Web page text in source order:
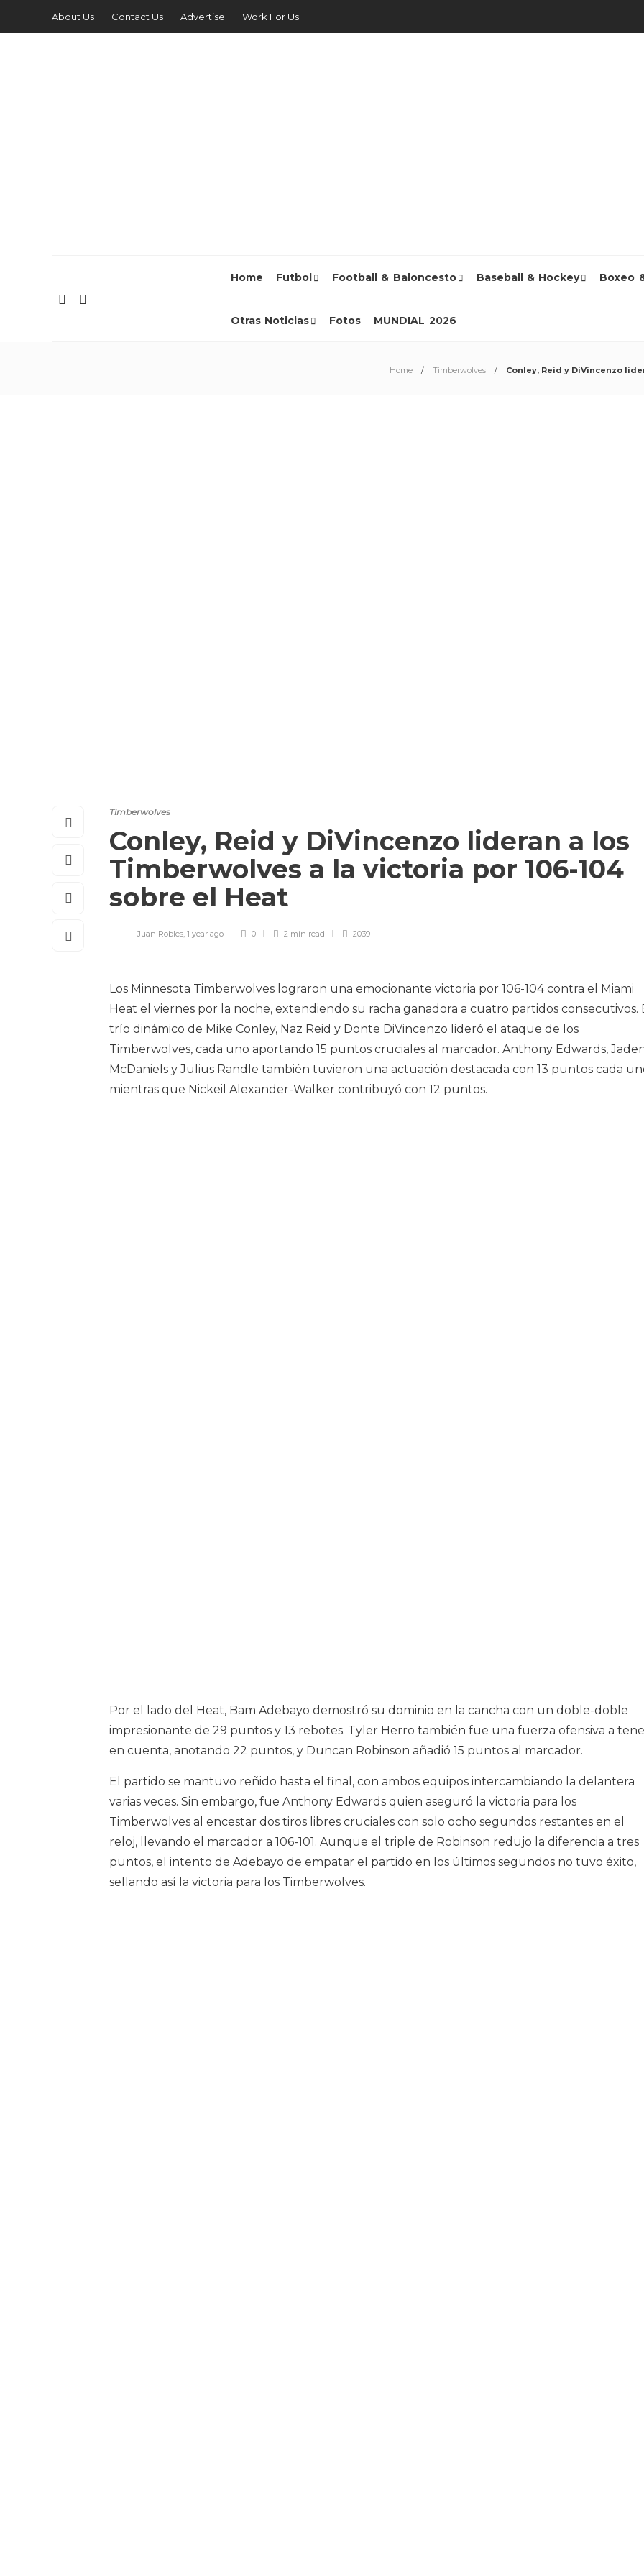
About Us Contact Us Advertise Work For Us
Home Futbol Football & Baloncesto Baseball & Hockey Boxeo
Otras Noticias Fotos MUNDIAL 2026
Home Timberwolves Conley, Reid y DiVincenzo
Timberwolves
Conley, Reid y DiVincenzo lideran a los
Timberwolves a la victoria por 106-104
sobre el Heat
Juan Robles, 1 year ago 0 2 min read 2039
Los Minnesota Timberwolves lograron una emocionante victoria por 106-104 contra el Miami
Heat el viernes por la noche, extendiendo su racha ganadora a cuatro partidos consecutivos.
trío dinámico de Mike Conley, Naz Reid y Donte DiVincenzo lideró el ataque de los
Timberwolves, cada uno aportando 15 puntos cruciales al marcador. Anthony Edwards,
McDaniels y Julius Randle también tuvieron una actuación destacada con 13 puntos cada
mientras que Nickeil Alexander-Walker contribuyó con 12 puntos.
Por el lado del Heat, Bam Adebayo demostró su dominio en la cancha con un doble-doble
impresionante de 29 puntos y 13 rebotes. Tyler Herro también fue una fuerza ofensiva a
en cuenta, anotando 22 puntos, y Duncan Robinson añadió 15 puntos al marcador.
El partido se mantuvo reñido hasta el final, con ambos equipos intercambiando la delantera
varias veces. Sin embargo, fue Anthony Edwards quien aseguró la victoria para los
Timberwolves al encestar dos tiros libres cruciales con solo ocho segundos restantes en el
reloj, llevando el marcador a 106-101. Aunque el triple de Robinson redujo la diferencia a tres
puntos, el intento de Adebayo de empatar el partido en los últimos segundos no tuvo éxito,
sellando así la victoria para los Timberwolves.